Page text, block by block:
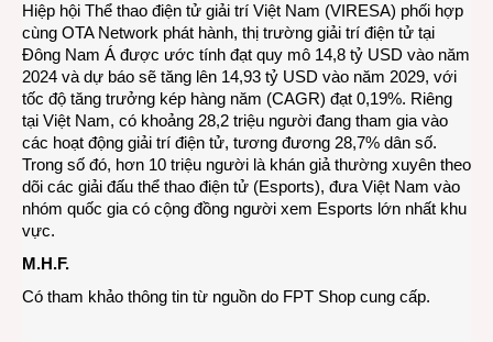
Hiệp hội Thể thao điện tử giải trí Việt Nam (VIRESA) phối hợp
cùng OTA Network phát hành, thị trường giải trí điện tử tại
Đông Nam Á được ước tính đạt quy mô 14,8 tỷ USD vào năm
2024 và dự báo sẽ tăng lên 14,93 tỷ USD vào năm 2029, với
tốc độ tăng trưởng kép hàng năm (CAGR) đạt 0,19%. Riêng
tại Việt Nam, có khoảng 28,2 triệu người đang tham gia vào
các hoạt động giải trí điện tử, tương đương 28,7% dân số.
Trong số đó, hơn 10 triệu người là khán giả thường xuyên theo
dõi các giải đấu thể thao điện tử (Esports), đưa Việt Nam vào
nhóm quốc gia có cộng đồng người xem Esports lớn nhất khu
vực.
M.H.F.
Có tham khảo thông tin từ nguồn do FPT Shop cung cấp.